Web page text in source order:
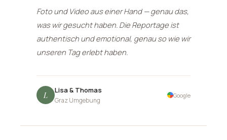
Foto und Video aus einer Hand — genau das,
was wir gesucht haben. Die Reportage ist
authentisch und emotional, genau so wie wir
unseren Tag erlebt haben.
L Lisa & Thomas
Graz Umgebung
Google